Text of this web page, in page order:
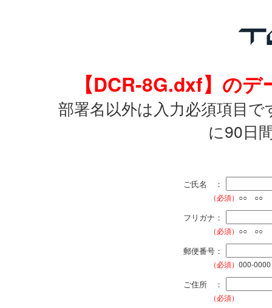
【DCR-8G.dxf】の
部署名以外は入力必須項目
に90日
ご氏名 ：
（必須） ○○ ○○
フリガナ：
（必須） ○○ ○○
郵便番号：
（必須） 000-0000
ご住所 ：
（必須）